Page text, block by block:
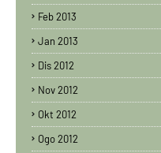
Feb 2013
Jan 2013
Dis 2012
Nov 2012
Okt 2012
Ogo 2012